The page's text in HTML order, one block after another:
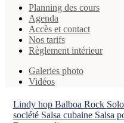
Planning des cours
Agenda
Accès et contact
Nos tarifs
Règlement intérieur
Galeries photo
Vidéos
Lindy hop Balboa Rock
société Salsa cubaine Salsa